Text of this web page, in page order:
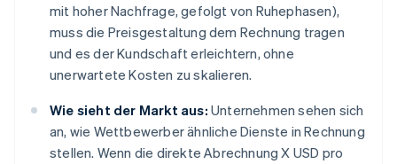
mit hoher Nachfrage, gefolgt von Ruhephasen),
muss die Preisgestaltung dem Rechnung tragen
und es der Kundschaft erleichtern, ohne
unerwartete Kosten zu skalieren.
Wie sieht der Markt aus: Unternehmen sehen sich
an, wie Wettbewerber ähnliche Dienste in Rechnung
stellen. Wenn die direkte Abrechnung X USD pro